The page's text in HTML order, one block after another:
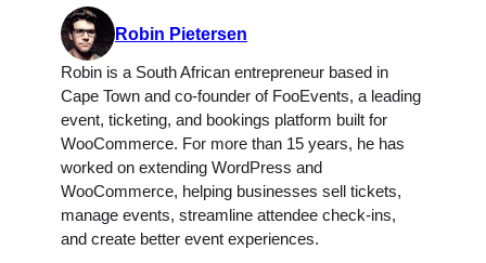
Robin Pietersen
Robin is a South African entrepreneur based in
Cape Town and co-founder of FooEvents, a leading
event, ticketing, and bookings platform built for
WooCommerce. For more than 15 years, he has
worked on extending WordPress and
WooCommerce, helping businesses sell tickets,
manage events, streamline attendee check-ins,
and create better event experiences.